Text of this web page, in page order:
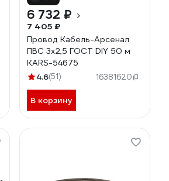
6 732 ₽
7 405 ₽
Провод Кабель-Арсенал
ПВС 3x2,5 ГОСТ DIY 50 м
KARS-54675
4.6(51) 16381620
В корзину